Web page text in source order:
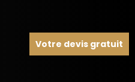
Votre devis gratuit